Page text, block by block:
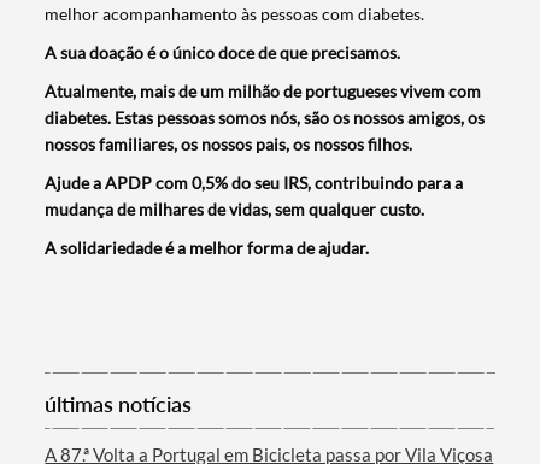
Categorias gerais
melhor acompanhamento às pessoas com diabetes.
A sua doação é o único doce de que precisamos.
Atualmente, mais de um milhão de portugueses vivem com
diabetes. Estas pessoas somos nós, são os nossos amigos, os
nossos familiares, os nossos pais, os nossos filhos.
Ajude a APDP com 0,5% do seu IRS, contribuindo para a
mudança de milhares de vidas, sem qualquer custo.
A solidariedade é a melhor forma de ajudar.
últimas notícias
A 87.ª Volta a Portugal em Bicicleta passa por Vila Viçosa